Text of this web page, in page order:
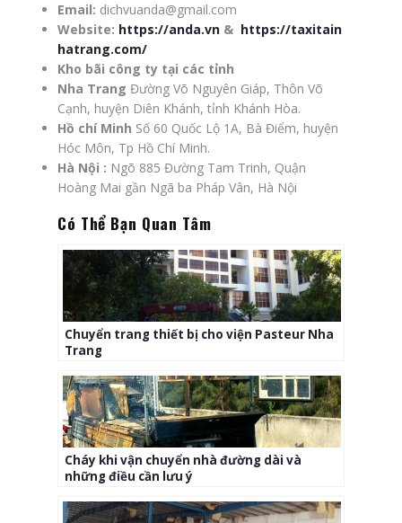
Email: dichvuanda@gmail.com
Website: https://anda.vn & https://taxitain
hatrang.com/
Kho bãi công ty tại các tỉnh
Nha Trang Đường Võ Nguyên Giáp, Thôn Võ
Cạnh, huyện Diên Khánh, tỉnh Khánh Hòa.
Hồ chí Minh Số 60 Quốc Lộ 1A, Bà Điểm, huyện
Hóc Môn, Tp Hồ Chí Minh.
Hà Nội : Ngõ 885 Đường Tam Trinh, Quận
Hoàng Mai gần Ngã ba Pháp Vân, Hà Nội
Có Thể Bạn Quan Tâm
Chuyển trang thiết bị cho viện Pasteur Nha
Trang
Cháy khi vận chuyển nhà đường dài và
những điều cần lưu ý